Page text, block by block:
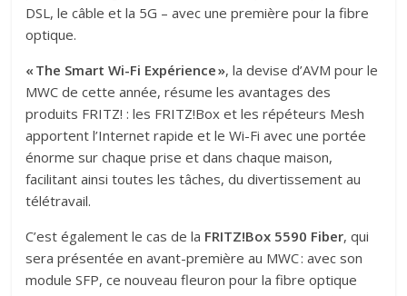
DSL, le câble et la 5G – avec une première pour la fibre
optique.
« The Smart Wi-Fi Expérience », la devise d’AVM pour le
MWC de cette année, résume les avantages des
produits FRITZ! : les FRITZ!Box et les répéteurs Mesh
apportent l’Internet rapide et le Wi-Fi avec une portée
énorme sur chaque prise et dans chaque maison,
facilitant ainsi toutes les tâches, du divertissement au
télétravail.
C’est également le cas de la FRITZ!Box 5590 Fiber, qui
sera présentée en avant-première au MWC : avec son
module SFP, ce nouveau fleuron pour la fibre optique